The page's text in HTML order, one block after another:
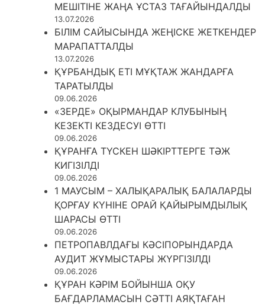
МЕШІТІНЕ ЖАҢА ҰСТАЗ ТАҒАЙЫНДАЛДЫ
13.07.2026
БІЛІМ САЙЫСЫНДА ЖЕҢІСКЕ ЖЕТКЕНДЕР
МАРАПАТТАЛДЫ
13.07.2026
ҚҰРБАНДЫҚ ЕТІ МҰҚТАЖ ЖАНДАРҒА
ТАРАТЫЛДЫ
09.06.2026
«ЗЕРДЕ» ОҚЫРМАНДАР КЛУБЫНЫҢ
КЕЗЕКТІ КЕЗДЕСУІ ӨТТІ
09.06.2026
ҚҰРАНҒА ТҮСКЕН ШӘКІРТТЕРГЕ ТӘЖ
КИГІЗІЛДІ
09.06.2026
1 МАУСЫМ – ХАЛЫҚАРАЛЫҚ БАЛАЛАРДЫ
ҚОРҒАУ КҮНІНЕ ОРАЙ ҚАЙЫРЫМДЫЛЫҚ
ШАРАСЫ ӨТТІ
09.06.2026
ПЕТРОПАВЛДАҒЫ КӘСІПОРЫНДАРДА
АУДИТ ЖҰМЫСТАРЫ ЖҮРГІЗІЛДІ
09.06.2026
ҚҰРАН КӘРІМ БОЙЫНША ОҚУ
БАҒДАРЛАМАСЫН СӘТТІ АЯҚТАҒАН